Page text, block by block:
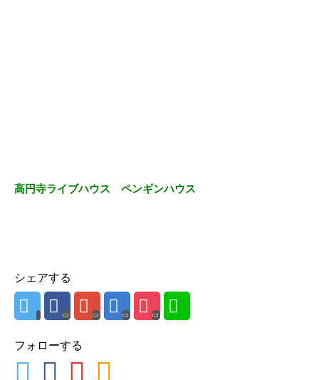
高円寺ライブハウス ペンギンハウス
シェアする
フォローする